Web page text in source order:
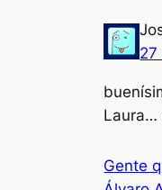
27
Laura…
Gente